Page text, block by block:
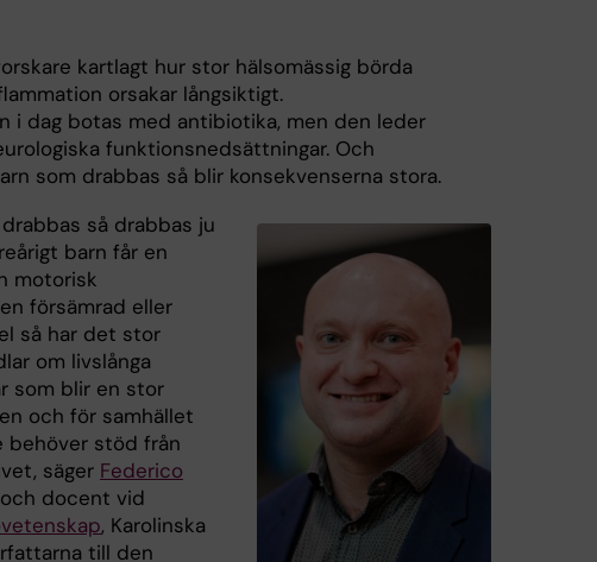
kartlagt hur stor hälsomässig börda
orsakar långsiktigt.
i dag botas med antibiotika, men den leder
funktionsnedsättningar. Och
som drabbas så blir konsekvenserna stora.
så drabbas ju
barn får en
motorisk
försämrad eller
så har det stor
om livslånga
som blir en stor
och för samhället
behöver stöd från
säger Federico
docent vid
, Karolinska
till den